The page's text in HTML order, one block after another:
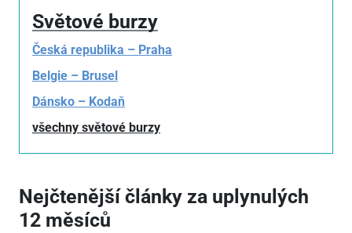
Světové burzy
Česká republika – Praha
Belgie – Brusel
Dánsko – Kodaň
všechny světové burzy
Nejčtenější články za uplynulých
12 měsíců